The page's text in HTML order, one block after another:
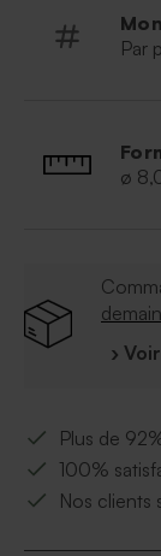
Par
ø
demain
›
Plus de
100%
Nos clients